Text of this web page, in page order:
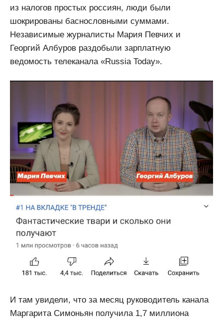
из налогов простых россиян, люди были
шокрированы баснословными суммами.
Независимые журналисты Мария Певчих и
Георгий Албуров раздобыли зарплатную
ведомость телеканала «Russia Today».
И там увидели, что за месяц руководитель канала
Маргарита Симоньян получила 1,7 миллиона